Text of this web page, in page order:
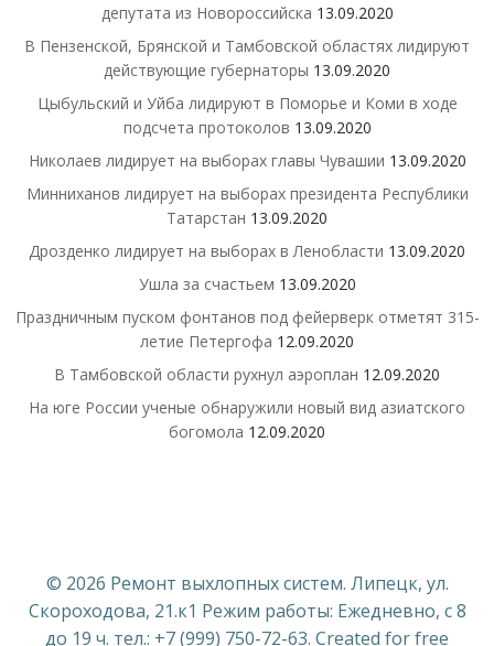
депутата из Новороссийска 13.09.2020
В Пензенской, Брянской и Тамбовской областях лидируют
действующие губернаторы 13.09.2020
Цыбульский и Уйба лидируют в Поморье и Коми в ходе
подсчета протоколов 13.09.2020
Николаев лидирует на выборах главы Чувашии 13.09.2020
Минниханов лидирует на выборах президента Республики
Татарстан 13.09.2020
Дрозденко лидирует на выборах в Ленобласти 13.09.2020
Ушла за счастьем 13.09.2020
Праздничным пуском фонтанов под фейерверк отметят 315-
летие Петергофа 12.09.2020
В Тамбовской области рухнул аэроплан 12.09.2020
На юге России ученые обнаружили новый вид азиатского
богомола 12.09.2020
© 2026 Ремонт выхлопных систем. Липецк, ул.
Скороходова, 21.к1 Режим работы: Ежедневно, с 8
до 19 ч. тел.: +7 (999) 750-72-63. Created for free